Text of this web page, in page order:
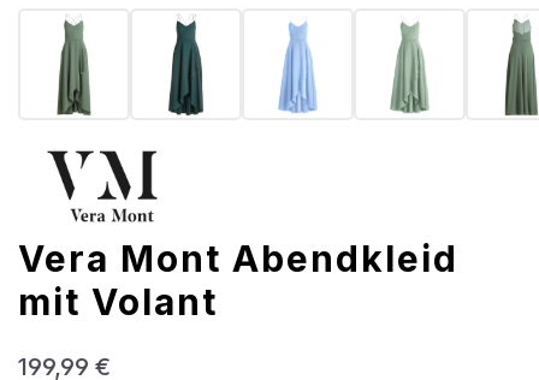
Vera Mont Abendkleid
mit Volant
Regulärer Preis:
199,99 €